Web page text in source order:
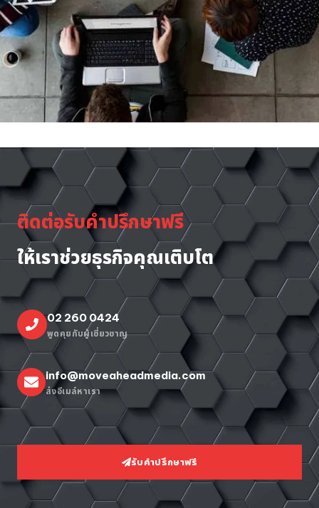
ติดต่อรับคำปรึกษาฟรี
ให้เราช่วยธุรกิจคุณเติบโต
02 260 0424
พูดคุยกับผู้เชี่ยวชาญ
info@moveaheadmedia.com
ส่งอีเมล์หาเรา
รับคำปรึกษาฟรี